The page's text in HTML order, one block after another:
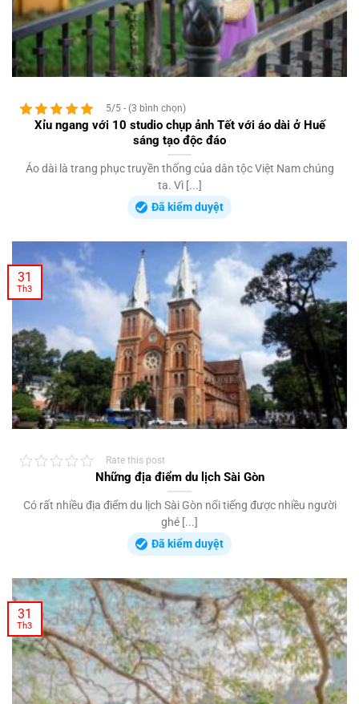
5/5 - (3 bình chọn)
Xỉu ngang với 10 studio chụp ảnh Tết với áo dài ở Huế
sáng tạo độc đáo
Áo dài là trang phục truyền thống của dân tộc Việt Nam chúng
ta. Vì [...]
Đã kiểm duyệt
Rate this post
Những địa điểm du lịch Sài Gòn
Có rất nhiều địa điểm du lịch Sài Gòn nổi tiếng được nhiều người
ghé [...]
Đã kiểm duyệt
31
Th3
31
Th3